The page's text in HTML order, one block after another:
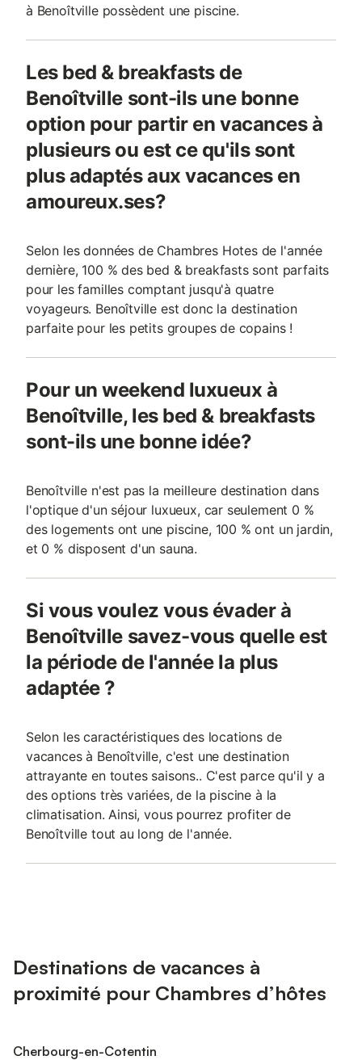
à Benoîtville possèdent une piscine.
Les bed & breakfasts de
Benoîtville sont-ils une bonne
option pour partir en vacances à
plusieurs ou est ce qu'ils sont
plus adaptés aux vacances en
amoureux.ses?
Selon les données de Chambres Hotes de l'année
dernière, 100 % des bed & breakfasts sont parfaits
pour les familles comptant jusqu'à quatre
voyageurs. Benoîtville est donc la destination
parfaite pour les petits groupes de copains !
Pour un weekend luxueux à
Benoîtville, les bed & breakfasts
sont-ils une bonne idée?
Benoîtville n'est pas la meilleure destination dans
l'optique d'un séjour luxueux, car seulement 0 %
des logements ont une piscine, 100 % ont un jardin,
et 0 % disposent d'un sauna.
Si vous voulez vous évader à
Benoîtville savez-vous quelle est
la période de l'année la plus
adaptée ?
Selon les caractéristiques des locations de
vacances à Benoîtville, c'est une destination
attrayante en toutes saisons.. C'est parce qu'il y a
des options très variées, de la piscine à la
climatisation. Ainsi, vous pourrez profiter de
Benoîtville tout au long de l'année.
Destinations de vacances à
proximité pour Chambres d’hôtes
Cherbourg-en-Cotentin